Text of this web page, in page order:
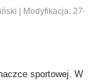
| Modyfikacja: 27-
sportowej. W